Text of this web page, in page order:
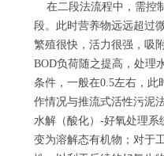
在二段法流程中，需控
段。此时营养物远远超过
繁殖很快，活力很强，吸
BOD负荷随之提高，处理
条件，一般在0.5左右，
作情况与推流式活性污泥
水解（酸化）-好氧处理系
变为溶解态有机物；对于